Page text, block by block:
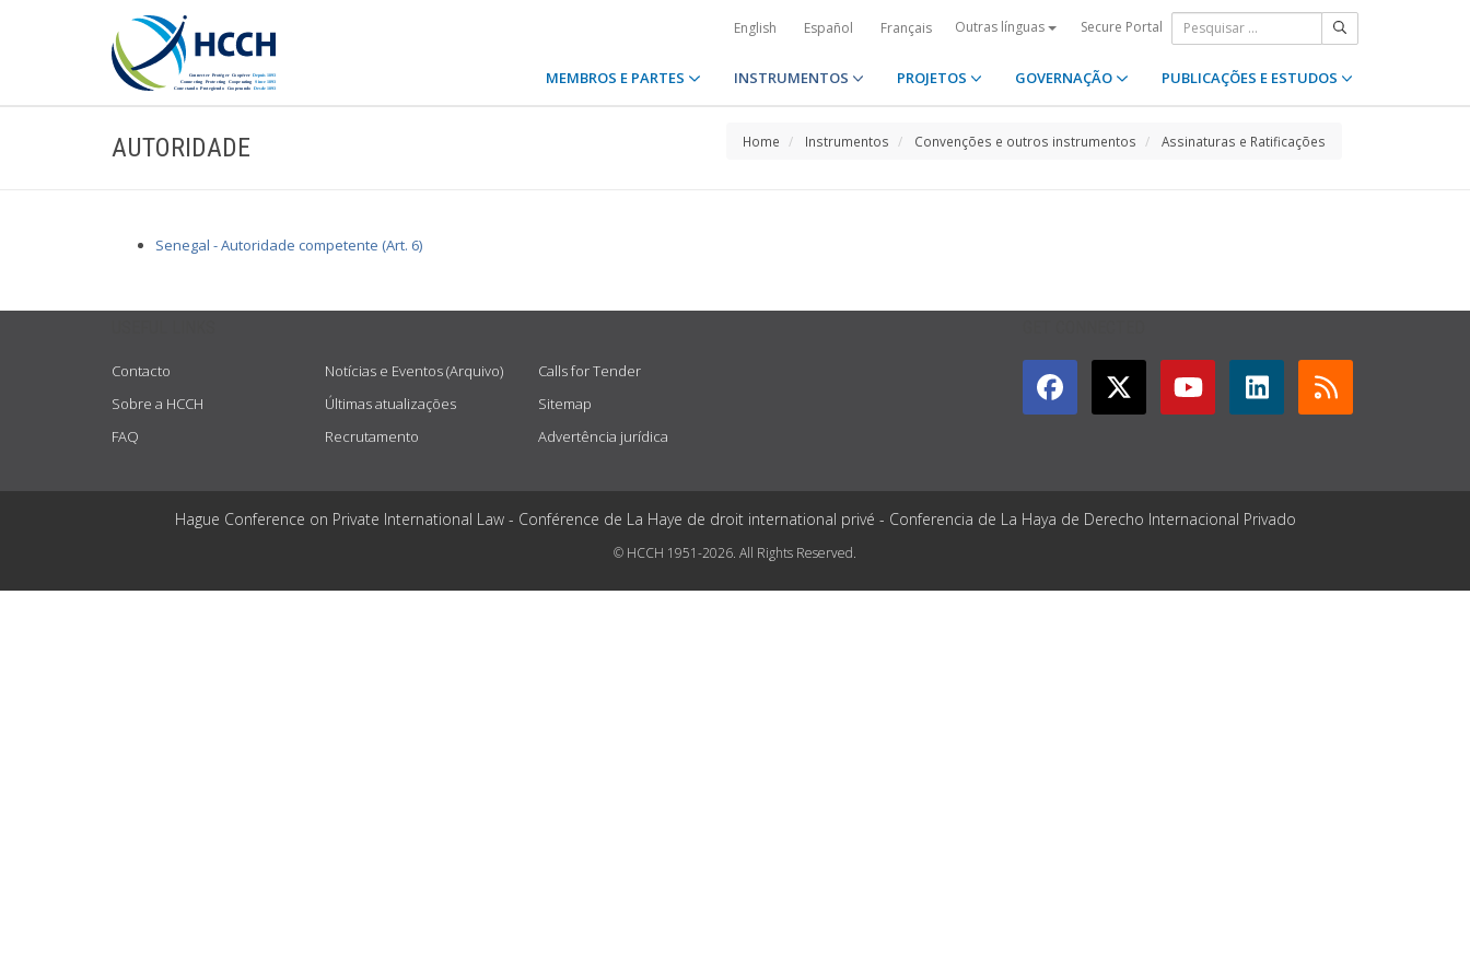
English Español Français Outras línguas Secure Portal
MEMBROS E PARTES INSTRUMENTOS PROJETOS GOVERNAÇÃO PUBLICAÇÕES E ESTUDOS
AUTORIDADE Home Instrumentos Convenções e outros instrumentos Assinaturas e Ratificações
Senegal - Autoridade competente (Art. 6)
Contacto
Sobre a HCCH
FAQ
Notícias e Eventos (Arquivo)
Últimas atualizações
Recrutamento
Calls for Tender
Sitemap
Advertência jurídica
Hague Conference on Private International Law - Conférence de La Haye de droit international privé - Conferencia de La Haya de Derecho Internacional Privado
© HCCH 1951-2026. All Rights Reserved.